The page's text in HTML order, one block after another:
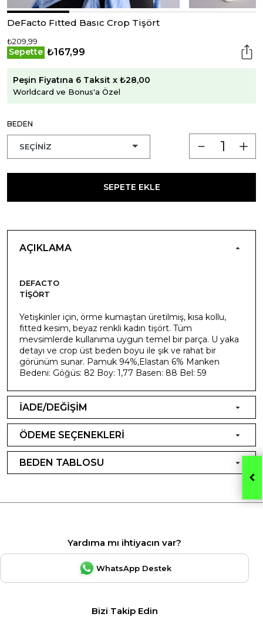
DeFacto Fıtted Basıc Crop Tişört
₺209,99
Sepette ₺167,99
Peşin Fiyatına 6 Taksit x ₺28,00
Worldcard ve Bonus'a Özel
BEDEN
SEPETE EKLE
AÇIKLAMA
DEFACTO
TIŞÖRT
Yetişkinler için, örme kumaştan üretilmiş, kısa kollu,
fitted kesim, beyaz renkli kadın tişört. Tüm
mevsimlerde kullanıma uygun temel bir parça. U yaka
detayı ve crop üst beden boyu ile şık ve rahat bir
görünüm sunar. Pamuk 94%,Elastan 6% Manken
Bedeni: Göğüs: 82 Boy: 1,77 Basen: 88 Bel: 59
İADE/DEĞİŞİM
ÖDEME SEÇENEKLERİ
BEDEN TABLOSU
Yardıma mı ihtiyacın var?
WhatsApp Destek
Bizi Takip Edin